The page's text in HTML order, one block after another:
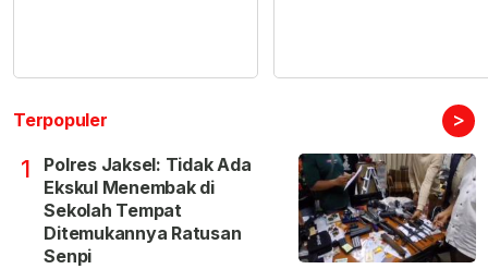
Terpopuler >
1
Polres Jaksel: Tidak Ada
Ekskul Menembak di
Sekolah Tempat
Ditemukannya Ratusan
Senpi